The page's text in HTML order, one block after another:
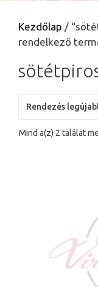
Kezdőlap /
rendelkező
Mind a(z) 2 találat